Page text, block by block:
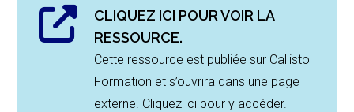
CLIQUEZ ICI POUR VOIR LA
RESSOURCE.
Cette ressource est publiée sur Callisto
Formation et s’ouvrira dans une page
externe. Cliquez ici pour y accéder.